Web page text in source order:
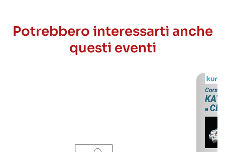
Potrebbero interessarti anche
questi eventi